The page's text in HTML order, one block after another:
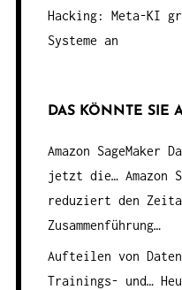
Hacking: Meta-KI
Systeme an
DAS KÖNNTE SIE
Amazon
jetzt die…Amazon
reduziert den
Zusammenführung…
Aufteilen von
Trainings- und…